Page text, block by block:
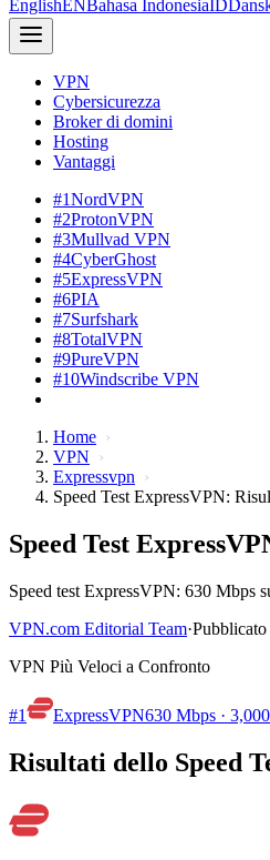
EnglishENBahasa IndonesiaID
VPN
Cybersicurezza
Broker di domini
Hosting
Vantaggi
#1NordVPN
#2ProtonVPN
#3Mullvad VPN
#4CyberGhost
#5ExpressVPN
#6PIA
#7Surfshark
#8TotalVPN
#9PureVPN
#10Windscribe VPN
Home
VPN
Expressvpn
Speed Test ExpressVPN:
Speed Test
Speed test ExpressVPN: 630 Mbps
VPN.com Editorial Team·
VPN Più Veloci a Confronto
#1 ExpressVPN630 Mbps ·
Risultati dello Speed